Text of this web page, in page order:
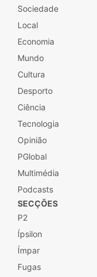
Sociedade
Local
Economia
Mundo
Cultura
Desporto
Ciência
Tecnologia
Opinião
PGlobal
Multimédia
Podcasts
SECÇÕES
P2
Ípsilon
Ímpar
Fugas